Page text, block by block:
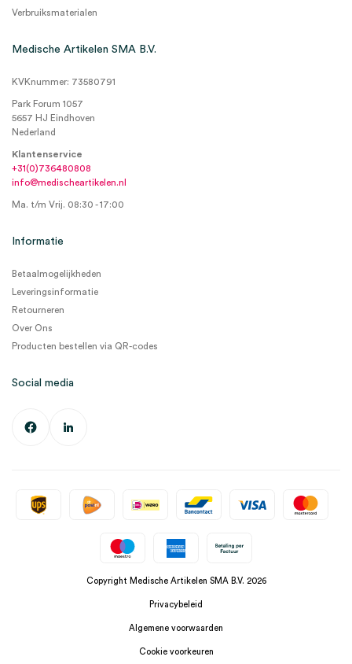
Verbruiksmaterialen
Medische Artikelen SMA B.V.
KVKnummer: 73580791
Park Forum 1057
5657 HJ Eindhoven
Nederland
Klantenservice
+31(0)736480808
info@medischeartikelen.nl
Ma. t/m Vrij. 08:30 - 17:00
Informatie
Betaalmogelijkheden
Leveringsinformatie
Retourneren
Over Ons
Producten bestellen via QR-codes
Social media
Copyright Medische Artikelen SMA B.V. 2026
Privacybeleid
Algemene voorwaarden
Cookie voorkeuren